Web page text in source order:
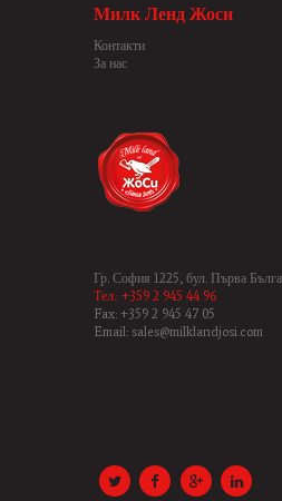
Милк Ленд Жоси
Контакти
За нас
Гр. София 1225, бул. Първа
Тел.: +359 2 945 44 96
Fax: +359 2 945 47 05
Email: sales@milklandjosi.com